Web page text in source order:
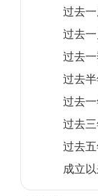
过去一
过去一
过去
过去
过去
过去
过去
成立
2026-
08-05
2026-
08-04
2026-
08-03
2026-